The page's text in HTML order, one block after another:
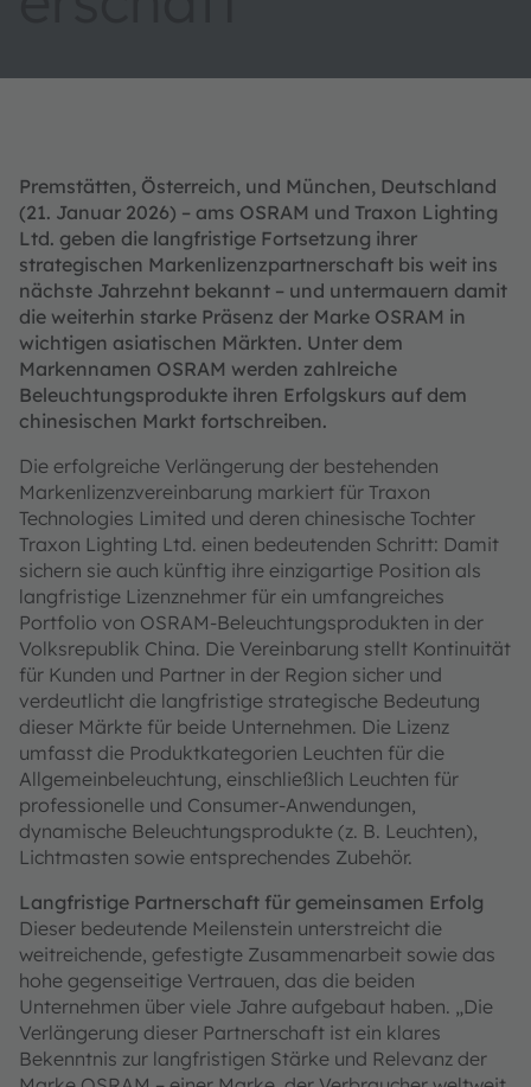
Premstätten, Österreich, und München, Deutschland
(21. Januar 2026) – ams OSRAM und Traxon Lighting
Ltd. geben die langfristige Fortsetzung ihrer
strategischen Markenlizenzpartnerschaft bis weit ins
nächste Jahrzehnt bekannt – und untermauern damit
die weiterhin starke Präsenz der Marke OSRAM in
wichtigen asiatischen Märkten. Unter dem
Markennamen OSRAM werden zahlreiche
Beleuchtungsprodukte ihren Erfolgskurs auf dem
chinesischen Markt fortschreiben.
Die erfolgreiche Verlängerung der bestehenden
Markenlizenzvereinbarung markiert für Traxon
Technologies Limited und deren chinesische Tochter
Traxon Lighting Ltd. einen bedeutenden Schritt: Damit
sichern sie auch künftig ihre einzigartige Position als
langfristige Lizenznehmer für ein umfangreiches
Portfolio von OSRAM-Beleuchtungsprodukten in der
Volksrepublik China. Die Vereinbarung stellt Kontinuität
für Kunden und Partner in der Region sicher und
verdeutlicht die langfristige strategische Bedeutung
dieser Märkte für beide Unternehmen. Die Lizenz
umfasst die Produktkategorien Leuchten für die
Allgemeinbeleuchtung, einschließlich Leuchten für
professionelle und Consumer-Anwendungen,
dynamische Beleuchtungsprodukte (z. B. Leuchten),
Lichtmasten sowie entsprechendes Zubehör.
Langfristige Partnerschaft für gemeinsamen Erfolg
Dieser bedeutende Meilenstein unterstreicht die
weitreichende, gefestigte Zusammenarbeit sowie das
hohe gegenseitige Vertrauen, das die beiden
Unternehmen über viele Jahre aufgebaut haben. „Die
Verlängerung dieser Partnerschaft ist ein klares
Bekenntnis zur langfristigen Stärke und Relevanz der